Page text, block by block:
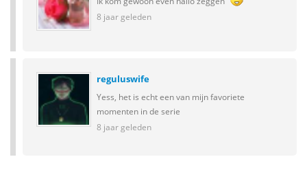
8 jaar geleden
reguluswife
Yess, het is echt een van mijn favoriete
momenten in de serie
8 jaar geleden